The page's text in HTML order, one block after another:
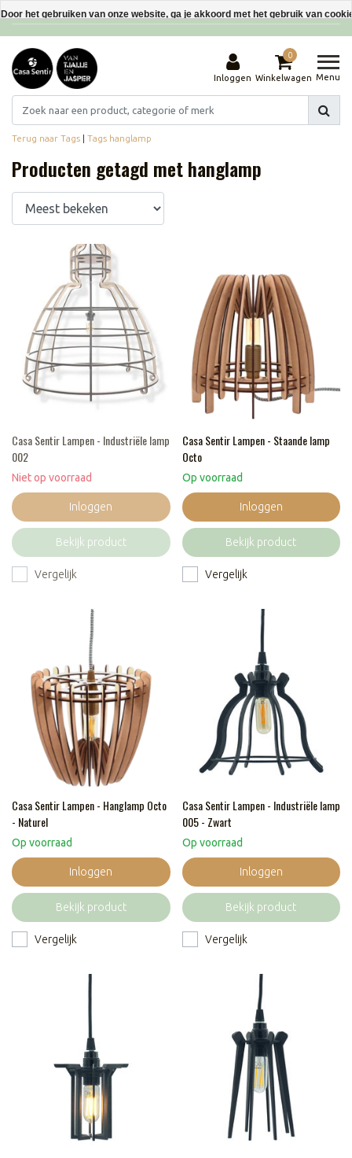
Interieurdecoraties van gerecyclede materialen
Inloggen
0
Winkelwagen Menu
Terug naar Tags | Tags hanglamp
Producten getagd met hanglamp
Casa Sentir Lampen - Industriële lamp
002
Niet op voorraad
Inloggen
Bekijk product
Vergelijk
Casa Sentir Lampen - Staande lamp
Octo
Op voorraad
Inloggen
Bekijk product
Vergelijk
Casa Sentir Lampen - Hanglamp Octo
- Naturel
Op voorraad
Inloggen
Bekijk product
Vergelijk
Casa Sentir Lampen - Industriële lamp
005 - Zwart
Op voorraad
Inloggen
Bekijk product
Vergelijk
Door het gebruiken van onze website, ga je akkoord met het gebruik van